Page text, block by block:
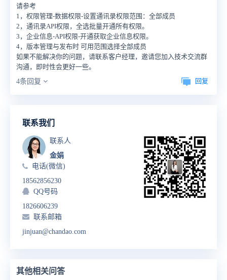
请参考
1， 权限管理-数据权 限-设置通讯录权限范围：全部成员
2， 通讯录API权限，全选批量开通所有权限。
3， 企业信息-API权 限-开通获取企业信息权限。
4， 版本管理与发布时 可用范围选择全部成员
如果不能解决你的问题，请联系客户经理，邀请您加入技术交流群
沟通，即时性会更好一些。
4条回复
回复
联系我们
联系人
金娟
电话(微信)
18562856230
QQ号码
1826606239
联系邮箱
jinjuan@chandao.com
其他相关问答